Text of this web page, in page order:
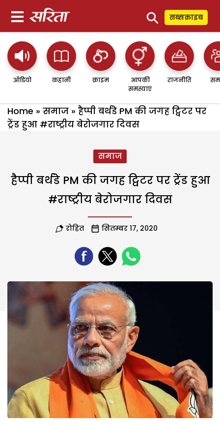
⚲ सब्सक्राइब
ऑडियो कहानी क्राइम
आपकी
समस्याएं
राजनीति
Home » समाज » हैप्पी बर्थडे PM की जगह ट्विटर पर
ट्रेंड हुआ #राष्ट्रीय बेरोजगार दिवस
समाज
हैप्पी बर्थडे PM की जगह ट्विटर पर ट्रेंड हुआ
#राष्ट्रीय बेरोजगार दिवस
रोहित सितम्बर 17, 2020